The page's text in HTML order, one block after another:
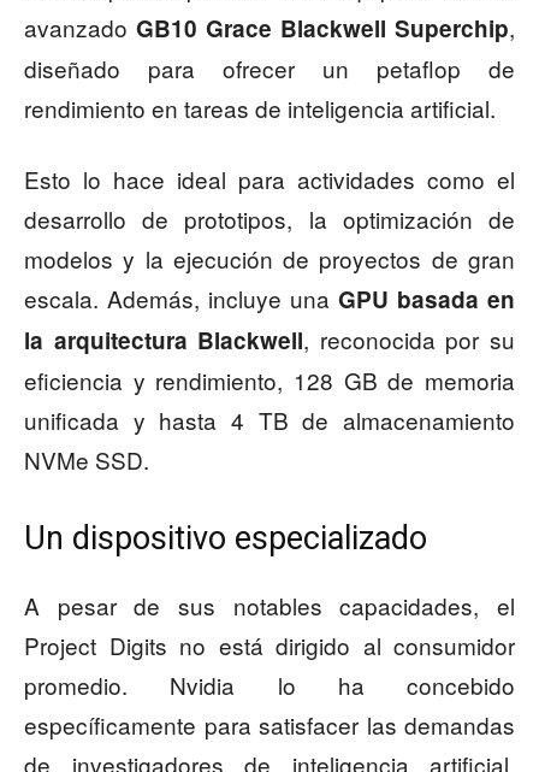
avanzado GB10 Grace Blackwell Superchip,
diseñado para ofrecer un petaflop de
rendimiento en tareas de inteligencia artificial.
Esto lo hace ideal para actividades como el
desarrollo de prototipos, la optimización de
modelos y la ejecución de proyectos de gran
escala. Además, incluye una GPU basada en
la arquitectura Blackwell, reconocida por su
eficiencia y rendimiento, 128 GB de memoria
unificada y hasta 4 TB de almacenamiento
NVMe SSD.
Un dispositivo especializado
A pesar de sus notables capacidades, el
Project Digits no está dirigido al consumidor
promedio. Nvidia lo ha concebido
específicamente para satisfacer las demandas
de investigadores de inteligencia artificial,